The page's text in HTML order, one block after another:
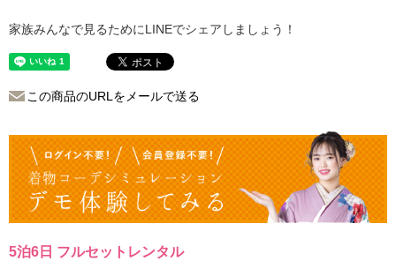
家族みんなで見るためにLINEでシェアしましょう！
この商品のURLをメールで送る
5泊6日 フルセットレンタル